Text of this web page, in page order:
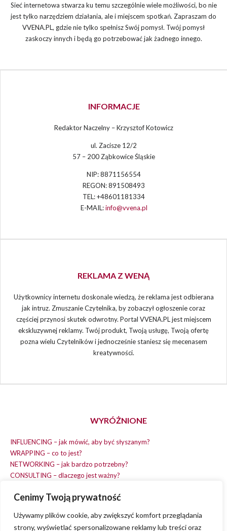
Cenimy Twoją prywatność
Używamy plików cookie, aby zwiększyć komfort przeglądania
strony, wyświetlać spersonalizowane reklamy lub treści oraz
Sieć internetowa stwarza ku temu szczególnie wiele możliwości, bo nie
jest tylko narzędziem działania, ale i miejscem spotkań. Zapraszam do
VVENA.PL, gdzie nie tylko spełnisz Swój pomysł. Twój pomysł
zaskoczy innych i będą go potrzebować jak żadnego innego.
INFORMACJE
Redaktor Naczelny – Krzysztof Kotowicz
ul. Zacisze 12/2
57 – 200 Ząbkowice Śląskie
NIP: 8871156554
REGON: 891508493
TEL: +48601181334
E-MAIL:info@vvena.pl
REKLAMA Z WENĄ
Użytkownicy internetu doskonale wiedzą, że reklama jest odbierana
jak intruz. Zmuszanie Czytelnika, by zobaczył ogłoszenie coraz
częściej przynosi skutek odwrotny. Portal VVENA.PL jest miejscem
ekskluzywnej reklamy. Twój produkt, Twoją usługę, Twoją ofertę
pozna wielu Czytelników i jednocześnie staniesz się mecenasem
kreatywności.
WYRÓŻNIONE
INFLUENCING – jak mówić, aby być słyszanym?
WRAPPING – co to jest?
NETWORKING – jak bardzo potrzebny?
CONSULTING – dlaczego jest ważny?
EARNING – jak zarobić na dobrym pomyśle?